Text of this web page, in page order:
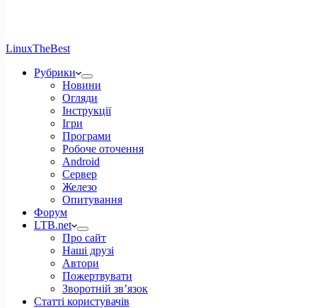
LinuxTheBest
Рубрики
Новини
Огляди
Інструкції
Ігри
Програми
Робоче оточення
Android
Сервер
Железо
Опитування
Форум
LTB.net
Про сайт
Наші друзі
Автори
Пожертвувати
Зворотній зв’язок
Статті користувачів